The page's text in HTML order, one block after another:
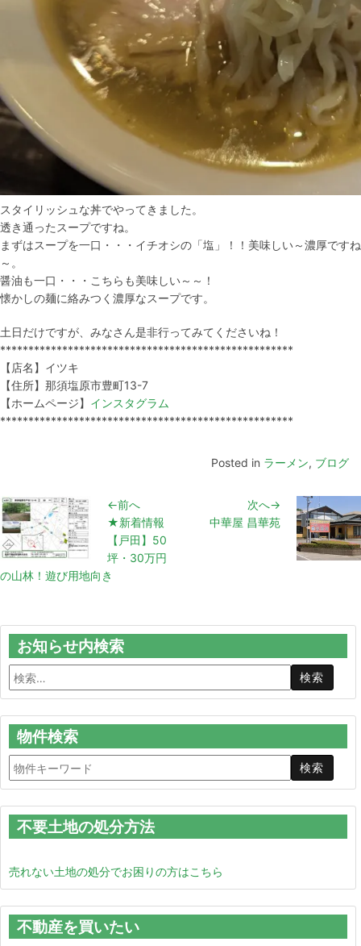
スタイリッシュな丼でやってきました。
透き通ったスープですね。
まずはスープを一口・・・イチオシの「塩」！！美味しい～濃厚ですね
～。
醤油も一口・・・こちらも美味しい～～！
懐かしの麺に絡みつく濃厚なスープです。
土日だけですが、みなさん是非行ってみてくださいね！
****************************************************
【店名】イツキ
【住所】那須塩原市豊町13-7
【ホームページ】 インスタグラム
****************************************************
Posted in ラーメン, ブログ
←前へ
★新着情報
【戸田】50
坪・30万円
の山林！遊び用地向き
次へ→
中華屋 昌華苑
お知らせ内検索
物件検索
不要土地の処分方法
売れない土地の処分でお困りの方はこちら
不動産を買いたい